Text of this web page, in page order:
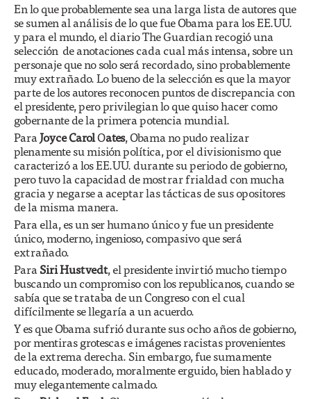
En lo que probablemente sea una larga lista de autores que
se sumen al análisis de lo que fue Obama para los EE.UU.
y para el mundo, el diario The Guardian recogió una
selección de anotaciones cada cual más intensa, sobre un
personaje que no solo será recordado, sino probablemente
muy extrañado. Lo bueno de la selección es que la mayor
parte de los autores reconocen puntos de discrepancia con
el presidente, pero privilegian lo que quiso hacer como
gobernante de la primera potencia mundial.
ParaJoyce CarolOates, Obama no pudo realizar
plenamente su misión política, por el divisionismo que
caracterizó a los EE.UU. durante su periodo de gobierno,
pero tuvo la capacidad de mostrar frialdad con mucha
gracia y negarse a aceptar las tácticas de sus opositores
de la misma manera.
Para ella, es un ser humano único y fue un presidente
único, moderno, ingenioso, compasivo que será
extrañado.
ParaSiri Hustvedt, el presidente invirtió mucho tiempo
buscando un compromiso con los republicanos, cuando se
sabía que se trataba de un Congreso con el cual
difícilmente se llegaría a un acuerdo.
Y es que Obama sufrió durante sus ocho años de gobierno,
por mentiras grotescas e imágenes racistas provenientes
de la extrema derecha. Sin embargo, fue sumamente
educado, moderado, moralmente erguido, bien hablado y
muy elegantemente calmado.